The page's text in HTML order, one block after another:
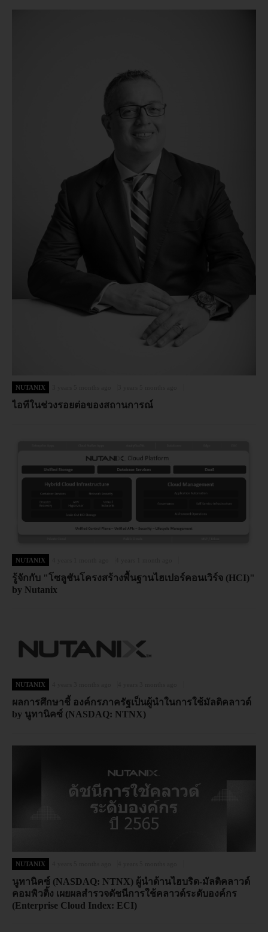
NUTANIX
ไอทีในช่วงรอยต่อของสถานการณ์
NUTANIX
รู้จักกับ "โซลูชันโครงสร้างพื้นฐานไฮเปอร์คอนเวิร์จ (HCI)"
by Nutanix
NUTANIX
ผลการศึกษาชี้ องค์กรภาครัฐเป็นผู้นำในการใช้มัลติคลาวด์
by นูทานิคซ์ (NASDAQ: NTNX)
NUTANIX
นูทานิคซ์ (NASDAQ: NTNX) ผู้นำด้านไฮบริด-มัลติคลาวด์
คอมพิวติ้ง เผยผลสำรวจดัชนีการใช้คลาวด์ระดับองค์กร
(Enterprise Cloud Index: ECI)